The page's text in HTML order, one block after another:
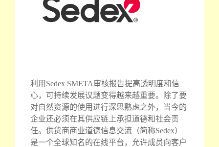
利用Sedex SMETA审核报告提高透明度和信
心，可持续发展议题变得越来越重要。除了要
对自然资源的使用进行深思熟虑之外，当今的
企业还必须在其供应链上承担道德和社会责
任。供货商商业道德信息交流（简称Sedex）
是一个全球知名的在线平台，允许成员向客户